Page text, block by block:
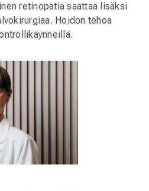
retinopatia saattaa lisäksi
Hoidon tehoa